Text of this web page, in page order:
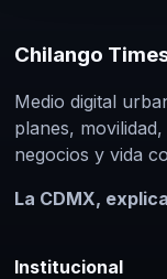
Chilango
Medio digital
planes,
negocios y vida
La CDMX,
Institucional